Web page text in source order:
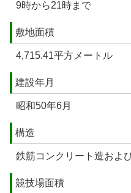
9時から21時まで
敷地面積
4,715.41平方メートル
建設年月
昭和50年6月
構造
鉄筋コンクリート造およ
競技場面積